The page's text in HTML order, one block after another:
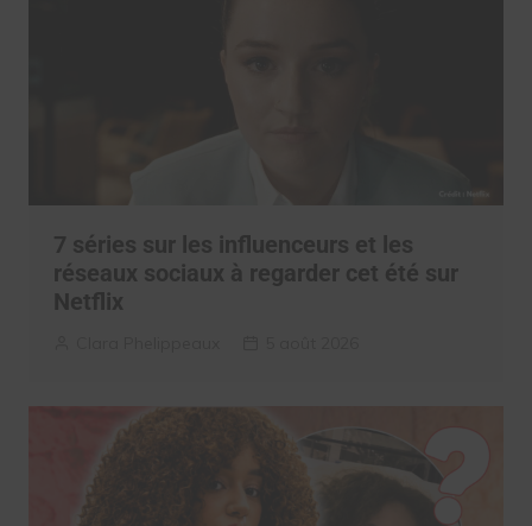
7 séries sur les influenceurs et les
réseaux sociaux à regarder cet été sur
Netflix